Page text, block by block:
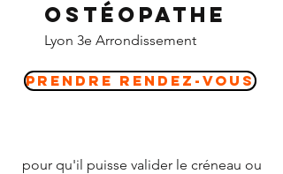
Ostéopathe
Lyon 3e Arrondissement
Prendre Rendez-vous
pour qu'il puisse valider le créneau ou